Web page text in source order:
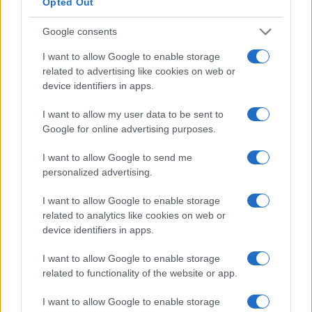
Google consents
I want to allow Google to enable storage
related to advertising like cookies on web or
device identifiers in apps.
I want to allow my user data to be sent to
Google for online advertising purposes.
I want to allow Google to send me
personalized advertising.
I want to allow Google to enable storage
related to analytics like cookies on web or
device identifiers in apps.
I want to allow Google to enable storage
related to functionality of the website or app.
I want to allow Google to enable storage
Vale la pena un Master o un MBA? Dovresti
Un corso di laurea magistrale o qualsiasi
programma post-laurea aMauritiuscosta da
rupie di Mauritius a
Mauritius e dura circa due anni. Questo è un bel
investimento.
Non puoi davvero aspettarti alcun aumento di
tu abbia già un lavoro. Nella maggior parte dei casi,
una volta completata l’istruzione e conseguito il
Molte persone perseguono l’istruzione superiore
come tattica per passare a un lavoro più retribuito. I